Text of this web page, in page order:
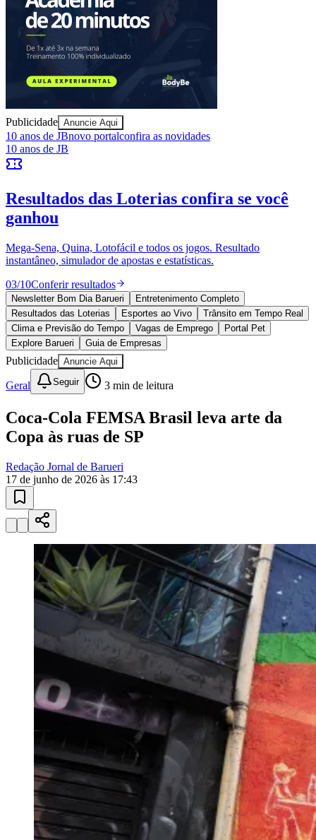
Juventude
Publicidade Anuncie Aqui
10 anos de JBnovo portal confira as novidades
Esportes ao Vivo
atualizadas
Paulistão, Brasileirão, Champions League e mais. Placar em tempo
real, classificação e notícias esportivas.
Acompanhar jogos
Newsletter Bom Dia Barueri
Entretenimento Completo
Resultados das Loterias
Esportes ao Vivo
Trânsito em Tempo Real
Clima e Previsão do Tempo
Vagas de Emprego
Portal Pet
Explore Barueri
Guia de Empresas
Anuncie Aqui
Seguir 3 min de leitura
Coca-Cola FEMSA Brasil leva arte da
Copa às ruas de SP
Redação Jornal de Barueri
17 de junho de 2026 às 17:43